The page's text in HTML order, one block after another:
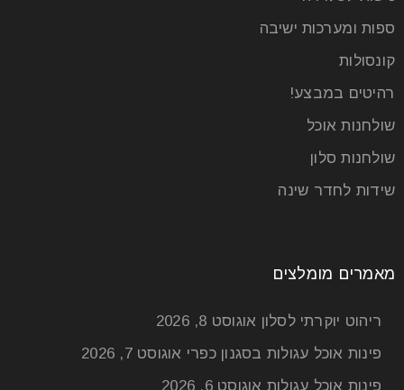
ספות ומערכות ישיבה
קונסולות
רהיטים במבצע!
שולחנות אוכל
שולחנות סלון
שידות לחדר שינה
מאמרים מומלצים
ריהוט יוקרתי לסלון אוגוסט 8, 2026
פינות אוכל עגולות בסגנון כפרי אוגוסט 7, 2026
פינות אוכל עגולות אוגוסט 6, 2026